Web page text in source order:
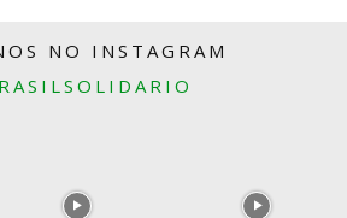
NO INSTAGRAM